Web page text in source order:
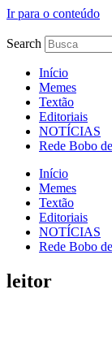
Ir para o conteúdo
Search
Início
Memes
Textão
Editoriais
NOTÍCIAS
Rede Bobo
Início
Memes
Textão
Editoriais
NOTÍCIAS
Rede Bobo
leitor